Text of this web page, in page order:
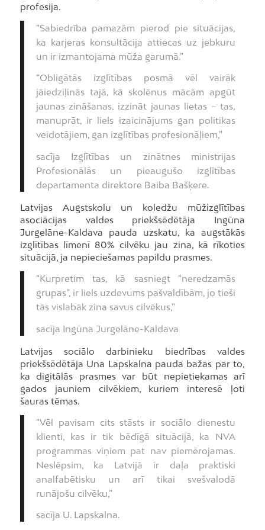
profesija.
“Sabiedrība pamazām pierod pie situācijas,
ka karjeras konsultācija attiecas uz jebkuru
un ir izmantojama mūža garumā.”
“Obligātās izglītības posmā vēl vairāk
jāiedziļinās tajā, kā skolēnus mācām apgūt
jaunas zināšanas, izzināt jaunas lietas – tas,
manuprāt, ir liels izaicinājums gan politikas
veidotājiem, gan izglītības profesionāļiem,”
sacīja Izglītības un zinātnes ministrijas
Profesionālās un pieaugušo izglītības
departamenta direktore Baiba Bašķere.
Latvijas Augstskolu un koledžu mūžizglītības
asociācijas valdes priekšsēdētāja Ingūna
Jurgelāne-Kaldava pauda uzskatu, ka augstākās
izglītības līmenī 80% cilvēku jau zina, kā rīkoties
situācijā, ja nepieciešamas papildu prasmes.
“Kurpretim tas, kā sasniegt “neredzamās
grupas”, ir liels uzdevums pašvaldībām, jo tieši
tās vislabāk zina savus cilvēkus,”
sacīja Ingūna Jurgelāne-Kaldava
Latvijas sociālo darbinieku biedrības valdes
priekšsēdētāja Una Lapskalna pauda bažas par to,
ka digitālās prasmes var būt nepietiekamas arī
gados jauniem cilvēkiem, kuriem interesē ļoti
šauras tēmas.
“Vēl pavisam cits stāsts ir sociālo dienestu
klienti, kas ir tik bēdīgā situācijā, ka NVA
programmas viņiem pat nav piemērojamas.
Neslēpsim, ka Latvijā ir daļa praktiski
analfabētisku un arī tikai svešvalodā
runājošu cilvēku,”
sacīja U. Lapskalna.